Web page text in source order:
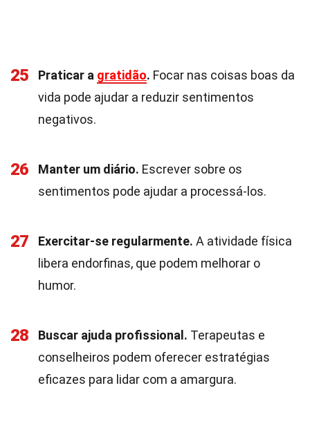
25 Praticar a gratidão. Focar nas coisas boas da
vida pode ajudar a reduzir sentimentos
negativos.
26 Manter um diário. Escrever sobre os
sentimentos pode ajudar a processá-los.
27 Exercitar-se regularmente. A atividade física
libera endorfinas, que podem melhorar o
humor.
28 Buscar ajuda profissional. Terapeutas e
conselheiros podem oferecer estratégias
eficazes para lidar com a amargura.